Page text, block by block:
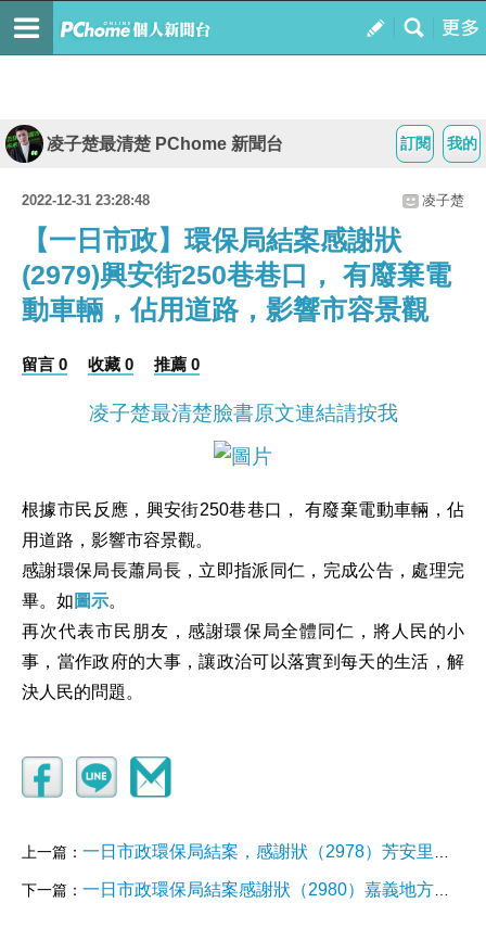
我的
訂閱
凌子楚最清楚 PChome 新聞台
2022-12-31 23:28:48 凌子楚
【一日市政】環保局結案感謝狀
(2979)興安街250巷巷口， 有廢棄電
動車輛，佔用道路，影響市容景觀
留言 0 收藏 0 推薦 0
凌子楚最清楚臉書原文連結請按我
根據市民反應，興安街250巷巷口， 有廢棄電動車輛，佔
用道路，影響市容景觀。
感謝環保局長蕭局長，立即指派同仁，完成公告，處理完
畢。如 圖示。
再次代表市民朋友，感謝環保局全體同仁，將人民的小
事，當作政府的大事，讓政治可以落實到每天的生活，解
決人民的問題。
上一篇： 一日市政環保局結案，感謝狀（2978）芳安里宣信街75號電線桿旁，有廢棄電動車輛，佔用道路，影響市容景觀
下一篇： 一日市政環保局結案感謝狀（2980）嘉義地方法院簡易法庭對面，北門里玉山一村大眾爺公祠旁，有疑似廢棄車輛